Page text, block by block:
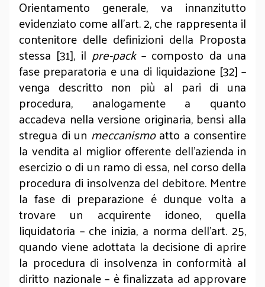
Orientamento generale, va innanzitutto
evidenziato come all’art. 2, che rappresenta il
contenitore delle definizioni della Proposta
stessa [31], il pre-pack– composto da una
fase preparatoria e una di liquidazione [32] –
venga descritto non più al pari di una
procedura, analogamente a quanto
accadeva nella versione originaria, bensì alla
stregua di un meccanismoatto a consentire
la vendita al miglior offerente dell’azienda in
esercizio o di un ramo di essa, nel corso della
procedura di insolvenza del debitore. Mentre
la fase di preparazione é dunque volta a
trovare un acquirente idoneo, quella
liquidatoria – che inizia, a norma dell’art. 25,
quando viene adottata la decisione di aprire
la procedura di insolvenza in conformità al
diritto nazionale – è finalizzata ad approvare